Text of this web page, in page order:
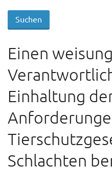
Einen
Einhaltung
Schlachten